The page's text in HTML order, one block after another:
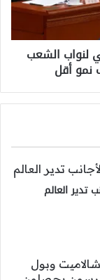
لنواب الشعب
نمو أقل
تدير العالم